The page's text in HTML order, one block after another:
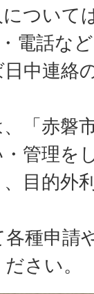
ついて
電話な
中連絡
「赤磐
管理を
目的外
種申請
さい。